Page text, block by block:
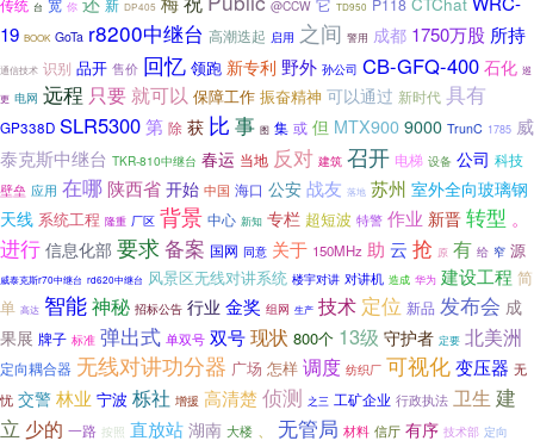
传统 台 宽 你 新 DP405 @CCW TD950 P118
19 BOOK GoTa r8200中继台 高潮迭起 启用 之间 警用 成都 1750万股 所持
通信技术 识别 品开 售价 回忆 领跑 新专利 野外 孙公司 CB-GFQ-400 石化 巡
更 电网 远程 只要 就可以 保障工作 振奋精神 可以通过 新时代 具有
GP338D SLR5300第 除 获 比 事 图 集 或 但 MTX900 9000 TrunC 1785 威
泰克斯中继台 TKR-810中继台 春运 当地 反对 建筑 召开 电梯 设备 公司 科技
壁垒 应用 在哪陕西省 开始 中国 海口 公安 战友 落地 苏州 室外全向玻璃钢
天线 系统工程 隆重 厂区 背景 中心 新知 专栏 超短波 特警 作业 新晋转型 。
进行 信息化部 要求备案 国网 同意 关于 150MHz 助 云 抢 原 有 给 窄 源
威泰克斯r70中继台 rd620中继台 风景区无线对讲系统 楼宇对讲 对讲机 造成 华为 建设工程 简
单 高达 智能神秘 招标公告 行业 金奖 组网 生产 技术 定位 新品 发布会 成
果展 牌子 标准 弹出式 单双号 双号现状 800个 13级 守护者 定要 北美洲
定向耦合器 无线对讲功分器 广场 怎样 调度 纺织厂 可视化变压器 无
忧 交警 林业 宁波 栎社 增援 高清楚 侦测 之三 工矿企业 行政执法 卫生 建
立 少的 一路 按照 直放站 湖南 大楼 、 无管局 材料 信厅 有序 技术部 定向